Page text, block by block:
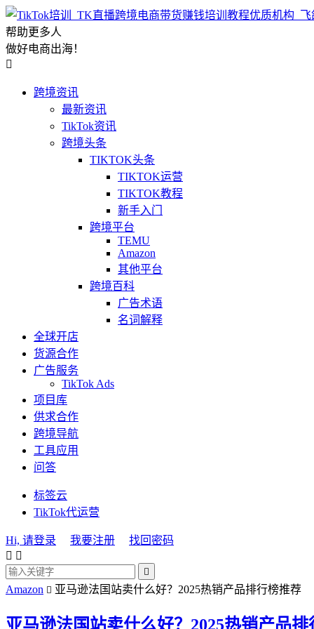
帮助更多人
做好电商出海！

跨境资讯
最新资讯
TikTok资讯
跨境头条
TIKTOK头条
TIKTOK运营
TIKTOK教程
新手入门
跨境平台
TEMU
Amazon
其他平台
跨境百科
广告术语
名词解释
全球开店
货源合作
广告服务
TikTok Ads
项目库
供求合作
跨境导航
工具应用
问答
标签云
TikTok代运营
Hi, 请登录 我要注册
找回密码
 

Amazon  亚马逊法国站卖什么好？2025热销产品排行榜推荐
亚马逊法国站卖什么好？2025热销产品排